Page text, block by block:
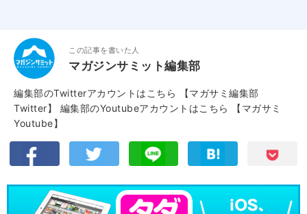
この記事を書いた人
マガジンサミット編集部
編集部のTwitterアカウントはこちら
【マガサミ編集部
Twitter】
編集部のYoutubeアカウントはこちら
【マガサミ
Youtube】